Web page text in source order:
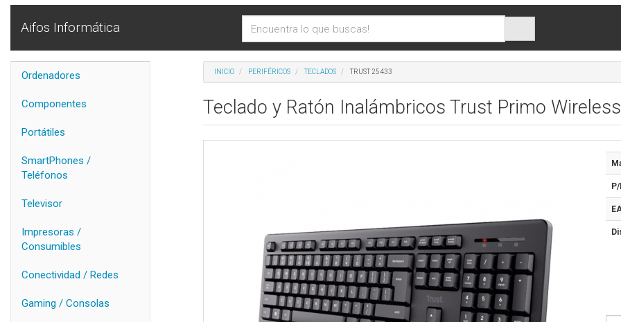
Aifos Informática
Ordenadores
Componentes
Portátiles
SmartPhones /
Teléfonos
Televisor
Impresoras /
Consumibles
Conectividad / Redes
Gaming / Consolas
INICIO PERIFÉRICOS TECLADOS TRUST 25433
Teclado y Ratón Inalámbricos Trust Primo